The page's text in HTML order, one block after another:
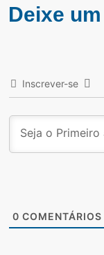
Deixe
Inscrever-se
0 COMENTÁRIOS